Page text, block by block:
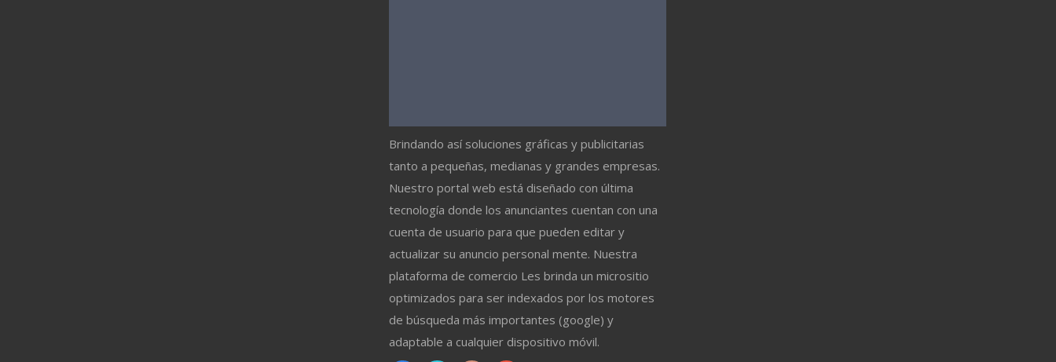
Brindando así soluciones gráficas y publicitarias
tanto a pequeñas, medianas y grandes empresas.
Nuestro portal web está diseñado con última
tecnología donde los anunciantes cuentan con una
cuenta de usuario para que pueden editar y
actualizar su anuncio personal mente. Nuestra
plataforma de comercio Les brinda un micrositio
optimizados para ser indexados por los motores
de búsqueda más importantes (google) y
adaptable a cualquier dispositivo móvil.